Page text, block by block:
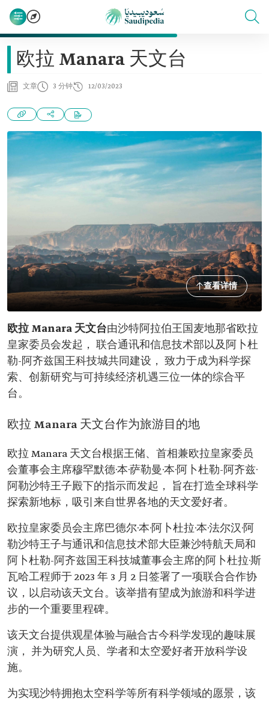
欧拉 Manara 天文台
文章 3 分钟 12/03/2023
查看详情
欧拉 Manara 天文台由沙特阿拉伯王国麦地那省欧拉
皇家委员会发起， 联合通讯和信息技术部以及阿卜杜
勒-阿齐兹国王科技城共同建设， 致力于成为科学探
索、创新研究与可持续经济机遇三位一体的综合平
台。
欧拉 Manara 天文台作为旅游目的地
欧拉 Manara 天文台根据王储、首相兼欧拉皇家委员
会董事会主席穆罕默德·本·萨勒曼·本·阿卜杜勒-阿齐兹·
阿勒沙特王子殿下的指示而发起， 旨在打造全球科学
探索新地标，吸引来自世界各地的天文爱好者。
欧拉皇家委员会主席巴德尔·本·阿卜杜拉·本·法尔汉·阿
勒沙特王子与通讯和信息技术部大臣兼沙特航天局和
阿卜杜勒-阿齐兹国王科技城董事会主席的阿卜杜拉·斯
瓦哈工程师于 2023 年 3 月 2 日签署了一项联合合作协
议，以启动该天文台。该举措有望成为旅游和科学进
步的一个重要里程碑。
该天文台提供观星体验与融合古今科学发现的趣味展
演， 并为研究人员、学者和太空爱好者开放科学设
施。
为实现沙特拥抱太空科学等所有科学领域的愿景，该